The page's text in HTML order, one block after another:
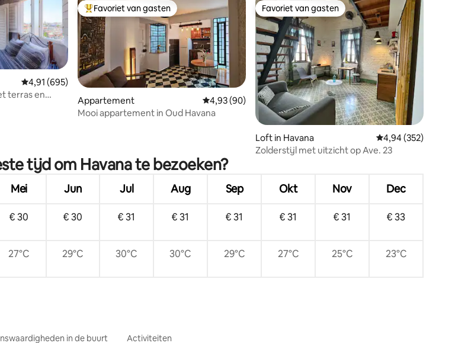
42 recensies
Gemiddelde beoordeling van 4,91 uit 5, 695 recensies
4,91 (695)
terras en
Topfavoriet van gasten
Favoriet van gasten
Appartement Gemiddelde beoordeling van 4,93 uit 5, 90 recensies
4,93 (90)
Mooi appartement in Oud Havana
Favoriet van gasten
Favoriet van gasten
Loft in Havana Gemiddelde
4,94 (352)
Zolderstijl met uitzicht op Ave. 23
tijd om Havana te bezoeken?
Mei Jun Jul Aug Sep Okt Nov Dec
€ 30 € 30 € 31 € 31 € 31 € 31 € 31 € 33
27°C 29°C 30°C 30°C 29°C 27°C 25°C 23°C
in de buurt Activiteiten